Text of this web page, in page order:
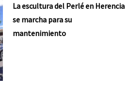
La escultura del Perlé en Herencia
se marcha para su
mantenimiento